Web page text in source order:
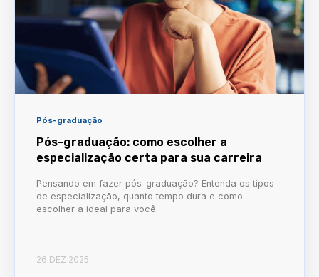
Pós-graduação
Pós-graduação: como escolher a
especialização certa para sua carreira
Pensando em fazer pós-graduação? Entenda os tipos
de especialização, quanto tempo dura e como
escolher a ideal para você.
26 DEZ 2025